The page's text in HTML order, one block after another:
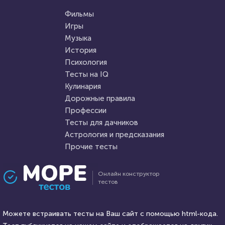
Пройти тест
15 февраля 2022 53619
Литература
писатели
Тест: "Хороший Вы человек
28 сентября 2021
Проходили 1273 раза
Викторина для 4 класса
Онлайн конструктор
тестов
Можете встраивать тесты на Ваш сайт с помощью html-кода.
Фильмы
Игры
Музыка
История
Психология
Тесты на IQ
Кулинария
Дорожные правила
Профессии
Тесты для дачников
Астрология и предсказания
Прочие тесты